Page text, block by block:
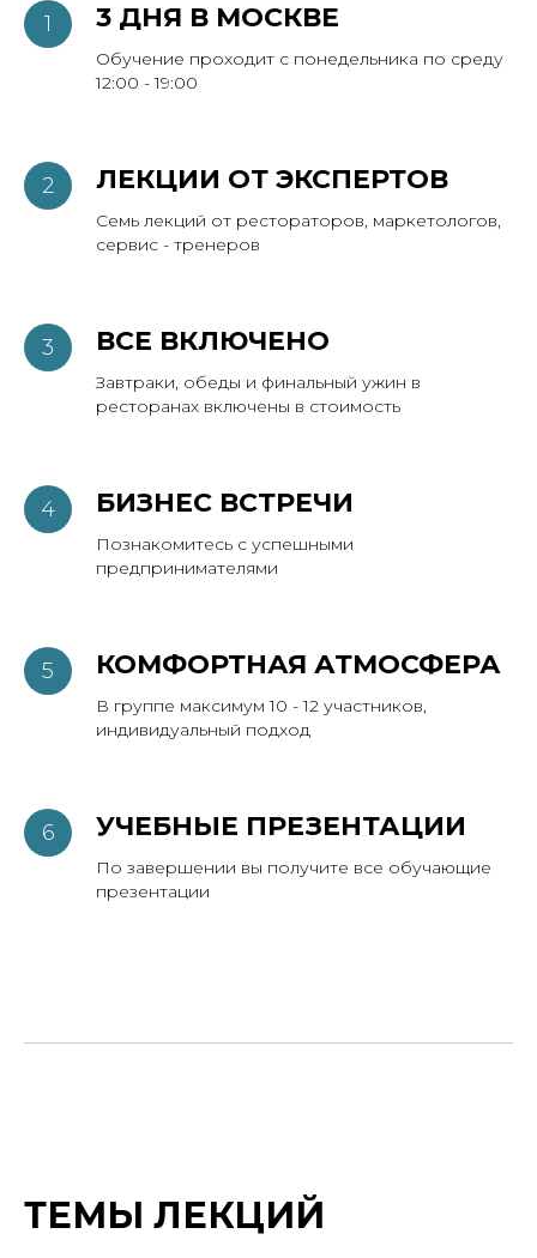
3 ДНЯ В МОСКВЕ
Обучение проходит с понедельника по среду
12:00 - 19:00
ЛЕКЦИИ ОТ ЭКСПЕРТОВ
Семь лекций от рестораторов, маркетологов,
сервис - тренеров
ВСЕ ВКЛЮЧЕНО
Завтраки, обеды и финальный ужин в
ресторанах включены в стоимость
БИЗНЕС ВСТРЕЧИ
Познакомитесь с успешными
предпринимателями
КОМФОРТНАЯ АТМОСФЕРА
В группе максимум 10 - 12 участников,
индивидуальный подход
УЧЕБНЫЕ ПРЕЗЕНТАЦИИ
По завершении вы получите все обучающие
презентации
ТЕМЫ ЛЕКЦИЙ